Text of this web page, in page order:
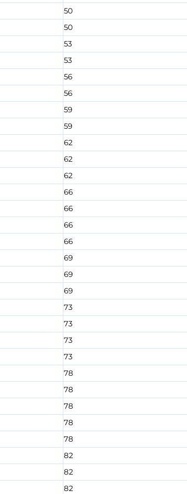
50
50
53
53
56
56
59
59
62
62
62
66
66
66
66
69
69
69
73
73
73
73
78
78
78
78
78
82
82
82